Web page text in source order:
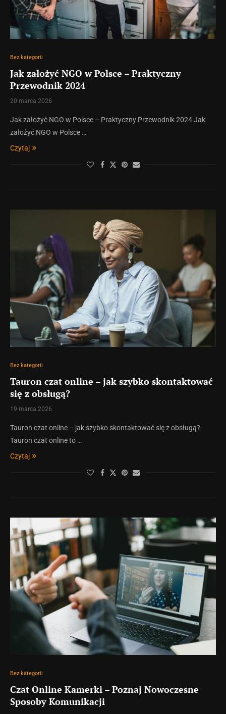
Bez kategorii
Jak założyć NGO w Polsce – Praktyczny
Przewodnik 2024
20 marca 2026
Jak założyć NGO w Polsce – Praktyczny Przewodnik 2024 Jak
założyć NGO w Polsce …
Czytaj
Bez kategorii
Tauron czat online – jak szybko skontaktować
się z obsługą?
19 marca 2026
Tauron czat online – jak szybko skontaktować się z obsługą?
Tauron czat online to …
Czytaj
Bez kategorii
Czat Online Kamerki – Poznaj Nowoczesne
Sposoby Komunikacji